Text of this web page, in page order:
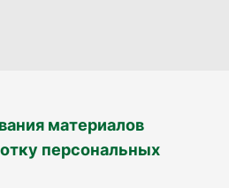
материалов
персональных